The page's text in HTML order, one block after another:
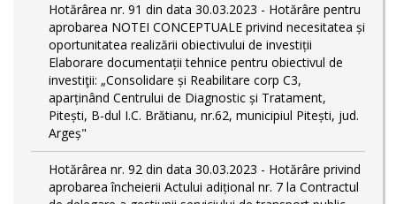
Hotărârea nr. 91 din data 30.03.2023 - Hotărâre pentru
aprobarea NOTEI CONCEPTUALE privind necesitatea și
oportunitatea realizării obiectivului de investiții
Elaborare documentații tehnice pentru obiectivul de
investiţii: „Consolidare și Reabilitare corp C3,
aparținând Centrului de Diagnostic și Tratament,
Pitești, B-dul I.C. Brătianu, nr.62, municipiul Pitești, jud.
Argeș"
Hotărârea nr. 92 din data 30.03.2023 - Hotărâre privind
aprobarea încheierii Actului adițional nr. 7 la Contractul